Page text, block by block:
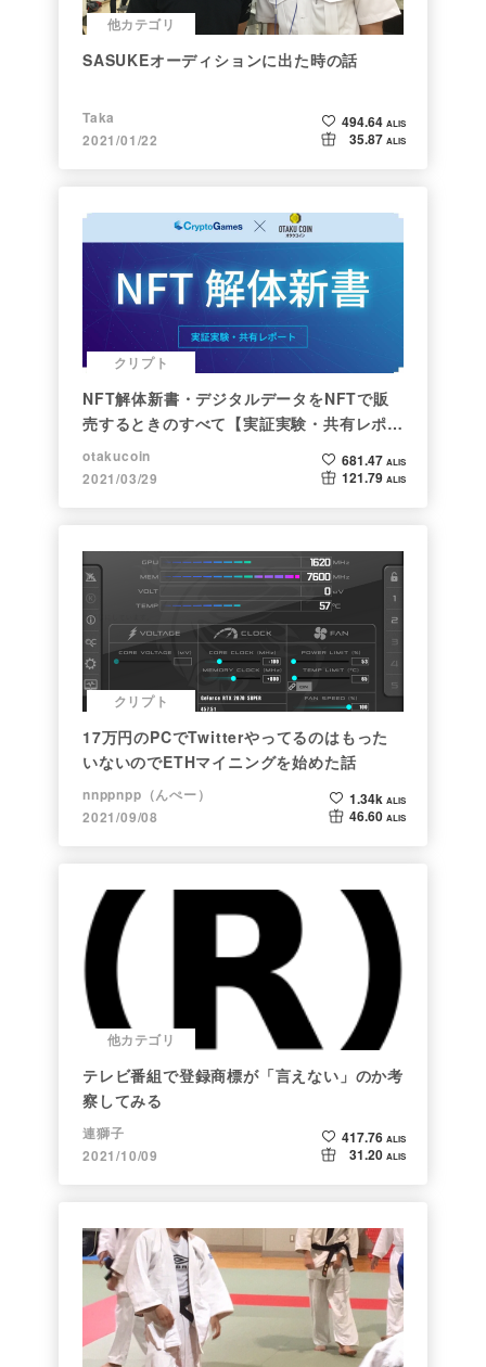
他カテゴリ
SASUKEオーディションに出た時の話
Taka
2021/01/22
494.64 ALIS
35.87 ALIS
クリプト
NFT解体新書・デジタルデータをNFTで販
売するときのすべて【実証実験・共有レポー
ト】
otakucoin
2021/03/29
681.47 ALIS
121.79 ALIS
クリプト
17万円のPCでTwitterやってるのはもった
いないのでETHマイニングを始めた話
nnppnpp（んぺー）
2021/09/08
1.34k ALIS
46.60 ALIS
他カテゴリ
テレビ番組で登録商標が「言えない」のか考
察してみる
連獅子
2021/10/09
417.76 ALIS
31.20 ALIS